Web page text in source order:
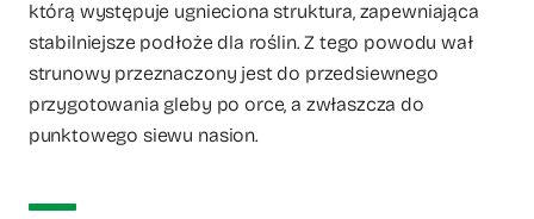
którą występuje ugnieciona struktura, zapewniająca
stabilniejsze podłoże dla roślin. Z tego powodu wał
strunowy przeznaczony jest do przedsiewnego
przygotowania gleby po orce, a zwłaszcza do
punktowego siewu nasion.